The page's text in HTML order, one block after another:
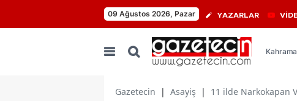
09 Ağustos 2026, Pazar YAZARLAR
Gazetecin | Asayiş | 11 ilde Narkokapan